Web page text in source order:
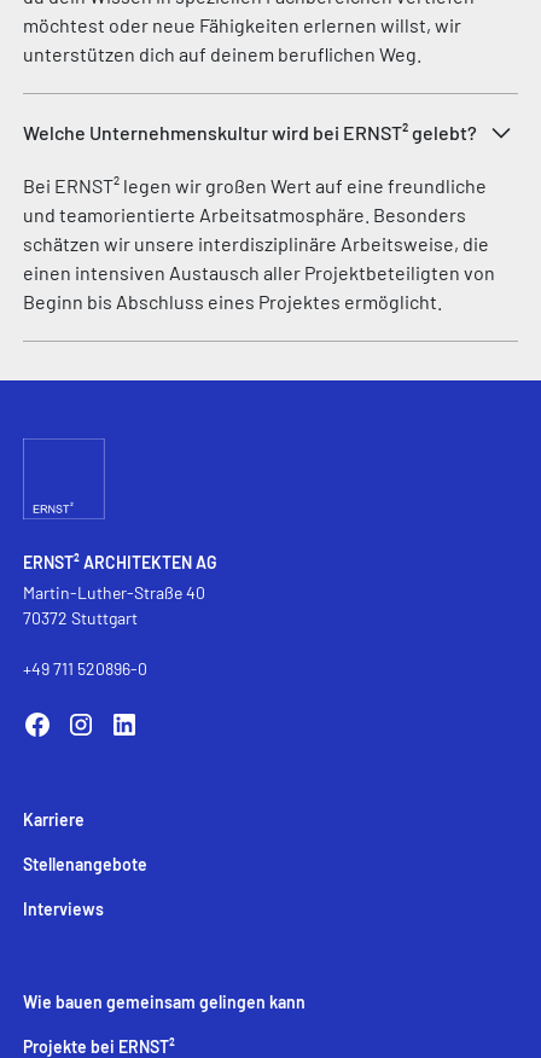
möchtest oder neue Fähigkeiten erlernen willst, wir
unterstützen dich auf deinem beruflichen Weg.
Welche Unternehmenskultur wird bei ERNST² gelebt?
Bei ERNST² legen wir großen Wert auf eine freundliche
und teamorientierte Arbeitsatmosphäre. Besonders
schätzen wir unsere interdisziplinäre Arbeitsweise, die
einen intensiven Austausch aller Projektbeteiligten von
Beginn bis Abschluss eines Projektes ermöglicht.
ERNST² ARCHITEKTEN AG
Martin-Luther-Straße 40
70372 Stuttgart
+49 711 520896-0
Karriere
Stellenangebote
Interviews
Wie bauen gemeinsam gelingen kann
Projekte bei ERNST²